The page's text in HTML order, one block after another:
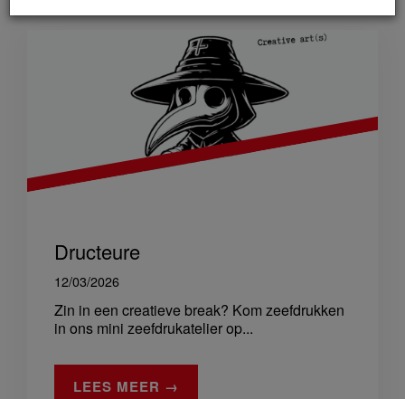
Dructeure
12/03/2026
Zin in een creatieve break? Kom zeefdrukken
in ons mini zeefdrukatelier op...
LEES MEER →